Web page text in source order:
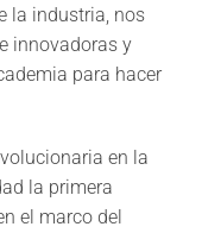
la industria, nos
innovadoras y
para hacer
en la
la primera
el marco del